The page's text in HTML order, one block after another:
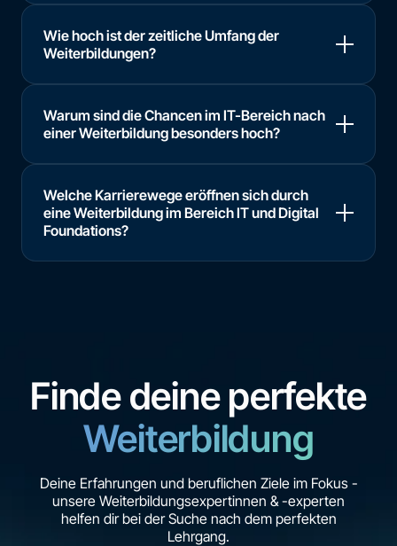
Wie hoch ist der zeitliche Umfang der
Weiterbildungen?
Warum sind die Chancen im IT-Bereich nach
einer Weiterbildung besonders hoch?
Welche Karrierewege eröffnen sich durch
eine Weiterbildung im Bereich IT und Digital
Foundations?
Finde deine perfekte
Weiterbildung
Deine Erfahrungen und beruflichen Ziele im Fokus -
unsere Weiterbildungsexpertinnen & -experten
helfen dir bei der Suche nach dem perfekten
Lehrgang.